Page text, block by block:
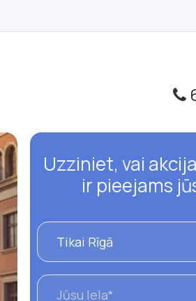
Uzziniet, vai
ir pieejams